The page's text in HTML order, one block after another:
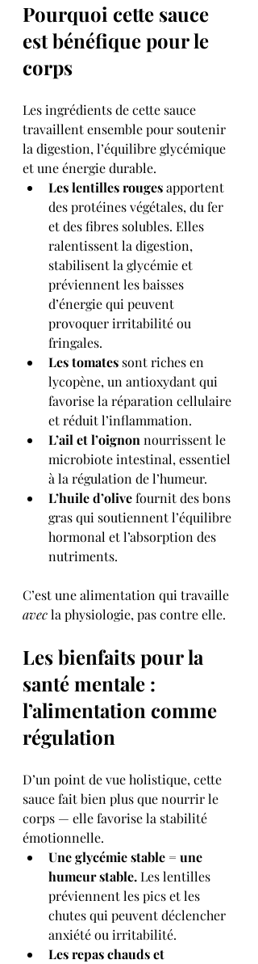
Pourquoi cette sauce
est bénéfique pour le
corps
Les ingrédients de cette sauce
travaillent ensemble pour soutenir
la digestion, l’équilibre glycémique
et une énergie durable.
Les lentilles rouges apportent
des protéines végétales, du fer
et des fibres solubles. Elles
ralentissent la digestion,
stabilisent la glycémie et
préviennent les baisses
d’énergie qui peuvent
provoquer irritabilité ou
fringales.
Les tomates sont riches en
lycopène, un antioxydant qui
favorise la réparation cellulaire
et réduit l’inflammation.
L’ail et l’oignon nourrissent le
microbiote intestinal, essentiel
à la régulation de l’humeur.
L’huile d’olive fournit des bons
gras qui soutiennent l’équilibre
hormonal et l’absorption des
nutriments.
C’est une alimentation qui travaille
avec la physiologie, pas contre elle.
Les bienfaits pour la
santé mentale :
l’alimentation comme
régulation
D’un point de vue holistique, cette
sauce fait bien plus que nourrir le
corps — elle favorise la stabilité
émotionnelle.
Une glycémie stable = une
humeur stable. Les lentilles
préviennent les pics et les
chutes qui peuvent déclencher
anxiété ou irritabilité.
Les repas chauds et